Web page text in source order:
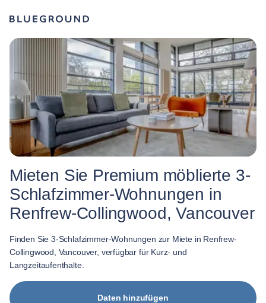
Mieten Sie Premium möblierte 3-
Schlafzimmer-Wohnungen in
Renfrew-Collingwood, Vancouver
Finden Sie 3-Schlafzimmer-Wohnungen zur Miete in Renfrew-
Collingwood, Vancouver, verfügbar für Kurz- und
Langzeitaufenthalte.
Daten hinzufügen